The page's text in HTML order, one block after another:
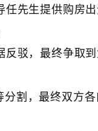
任先生提供购房
反驳，最终争取
割，最终双方